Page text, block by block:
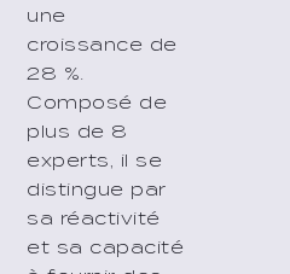
une
croissance de
28 %.
Composé de
plus de 8
experts, il se
distingue par
sa réactivité
et sa capacité